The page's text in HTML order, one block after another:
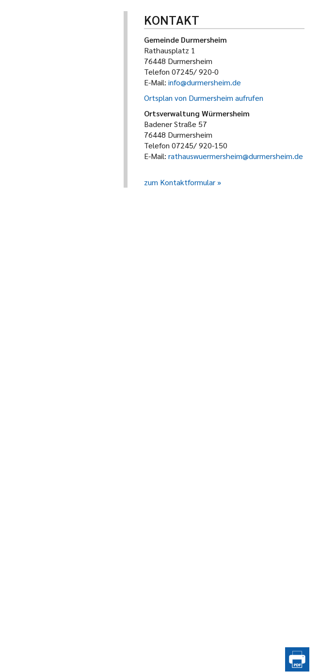
KONTAKT
Gemeinde Durmersheim
Rathausplatz 1
76448 Durmersheim
Telefon 07245/ 920-0
E-Mail: info@durmersheim.de
Ortsplan von Durmersheim aufrufen
Ortsverwaltung Würmersheim
Badener Straße 57
76448 Durmersheim
Telefon 07245/ 920-150
E-Mail: rathauswuermersheim@durmersheim.de
zum Kontaktformular